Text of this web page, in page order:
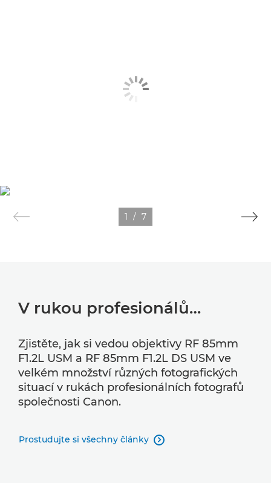
1 / 7
V rukou profesionálů…
Zjistěte, jak si vedou objektivy RF 85mm
F1.2L USM a RF 85mm F1.2L DS USM ve
velkém množství různých fotografických
situací v rukách profesionálních fotografů
společnosti Canon.
Prostudujte si všechny články 